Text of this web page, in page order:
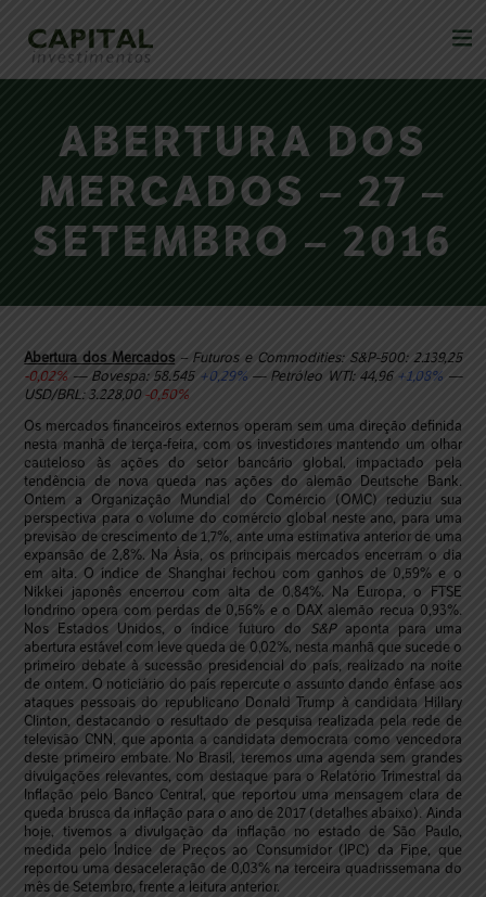
ABERTURA DOS
MERCADOS – 27 –
SETEMBRO – 2016
Abertura dos Mercados – Futuros e Commodities: S&P-500: 2.139,25
-0,02% — Bovespa: 58.545 +0,29%— Petróleo WTI: 44,96 +1,08% —
USD/BRL: 3.228,00 -0,50%
Os mercados financeiros externos operam sem uma direção definida
nesta manhã de terça-feira, com os investidores mantendo um olhar
cauteloso às ações do setor bancário global, impactado pela
tendência de nova queda nas ações do alemão Deutsche Bank.
Ontem a Organização Mundial do Comércio (OMC) reduziu sua
perspectiva para o volume do comércio global neste ano, para uma
previsão de crescimento de 1,7%, ante uma estimativa anterior de uma
expansão de 2,8%. Na Ásia, os principais mercados encerram o dia
em alta. O índice de Shanghai fechou com ganhos de 0,59% e o
Nikkei japonês encerrou com alta de 0,84%. Na Europa, o FTSE
londrino opera com perdas de 0,56% e o DAX alemão recua 0,93%.
Nos Estados Unidos, o índice futuro do S&Paponta para uma
abertura estável com leve queda de 0,02%, nesta manhã que sucede o
primeiro debate à sucessão presidencial do país, realizado na noite
de ontem. O noticiário do país repercute o assunto dando ênfase aos
ataques pessoais do republicano Donald Trump à candidata Hillary
Clinton, destacando o resultado de pesquisa realizada pela rede de
televisão CNN, que aponta a candidata democrata como vencedora
deste primeiro embate. No Brasil, teremos uma agenda sem grandes
divulgações relevantes, com destaque para o Relatório Trimestral da
Inflação pelo Banco Central, que reportou uma mensagem clara de
queda brusca da inflação para o ano de 2017 (detalhes abaixo). Ainda
hoje, tivemos a divulgação da inflação no estado de São Paulo,
medida pelo Índice de Preços ao Consumidor (IPC) da Fipe, que
reportou uma desaceleração de 0,03% na terceira quadrissemana do
mês de Setembro, frente a leitura anterior.